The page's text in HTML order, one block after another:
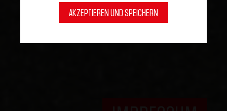
AKZEPTIEREN UND SPEICHERN